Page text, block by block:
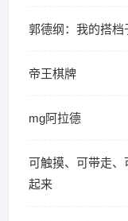
郭德纲：我的搭档
帝王棋牌
mg阿拉德
可触摸、可带走、
起来